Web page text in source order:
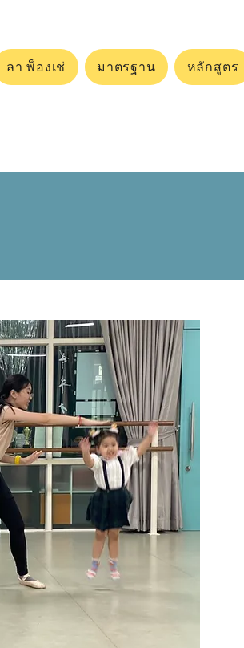
ลา พ็องเช่ มาตรฐาน หลักสูตร